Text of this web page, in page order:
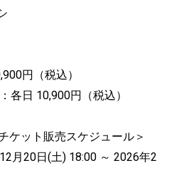
円（税込）
各日 10,900円（税込）
ケット販売スケジュール＞
月20日(土) 18:00 ～ 2026年2